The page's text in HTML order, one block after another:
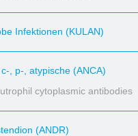
Infektionen (KULAN)
, p-, atypische (ANCA)
cytoplasmic antibodies
(ANDR)